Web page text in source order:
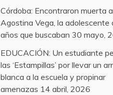
Córdoba: Encontraron muerta a
Agostina Vega, la adolescente
años que buscaban 30 mayo,
EDUCACIÓN: Un estudiante
las ‘Estampillas’ por llevar un
blanca a la escuela y propinar
amenazas 14 abril, 2026